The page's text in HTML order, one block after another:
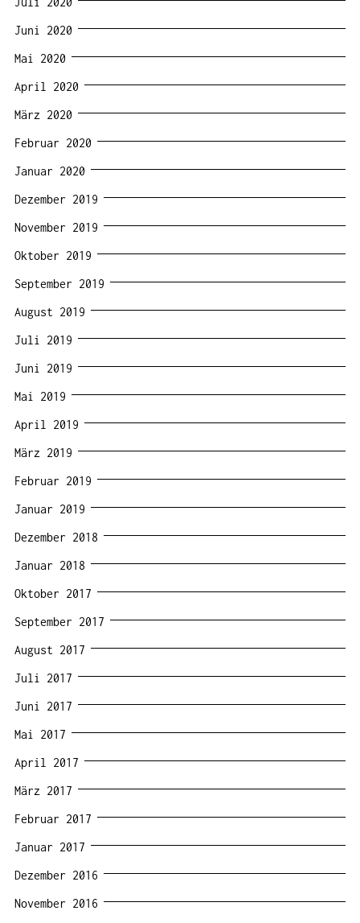
Juni 2020
Mai 2020
April 2020
März 2020
Februar 2020
Januar 2020
Dezember 2019
November 2019
Oktober 2019
September 2019
August 2019
Juli 2019
Juni 2019
Mai 2019
April 2019
März 2019
Februar 2019
Januar 2019
Dezember 2018
Januar 2018
Oktober 2017
September 2017
August 2017
Juli 2017
Juni 2017
Mai 2017
April 2017
März 2017
Februar 2017
Januar 2017
Dezember 2016
November 2016